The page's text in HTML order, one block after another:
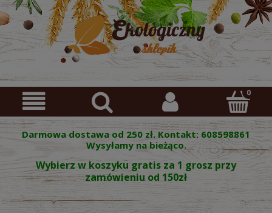
Darmowa dostawa od 250 zł. Kontakt: 608598861
Wysyłamy na bieżąco.
Wybierz w koszyku gratis za 1 grosz przy
zamówieniu od 150zł